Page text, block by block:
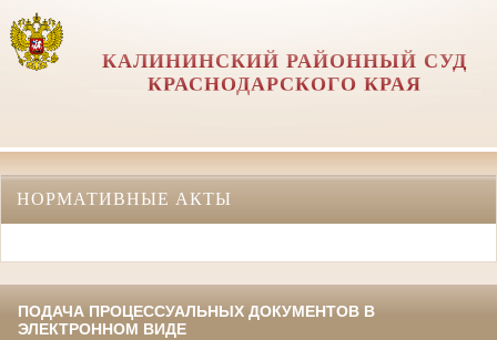
КАЛИНИНСКИЙ РАЙОННЫЙ СУД
КРАСНОДАРСКОГО КРАЯ
НОРМАТИВНЫЕ АКТЫ
ПОДАЧА ПРОЦЕССУАЛЬНЫХ ДОКУМЕНТОВ В
ЭЛЕКТРОННОМ ВИДЕ